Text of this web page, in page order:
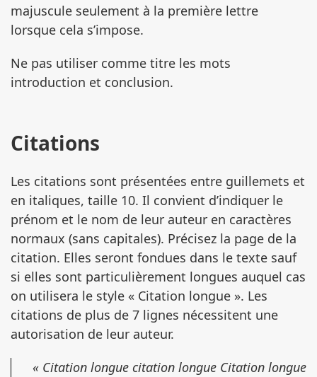
majuscule seulement à la première lettre
lorsque cela s’impose.
Ne pas utiliser comme titre les mots
introduction et conclusion.
Citations
Les citations sont présentées entre guillemets et
en italiques, taille 10. Il convient d’indiquer le
prénom et le nom de leur auteur en caractères
normaux (sans capitales). Précisez la page de la
citation. Elles seront fondues dans le texte sauf
si elles sont particulièrement longues auquel cas
on utilisera le style « Citation longue ». Les
citations de plus de 7 lignes nécessitent une
autorisation de leur auteur.
« Citation longue citation longue Citation longue